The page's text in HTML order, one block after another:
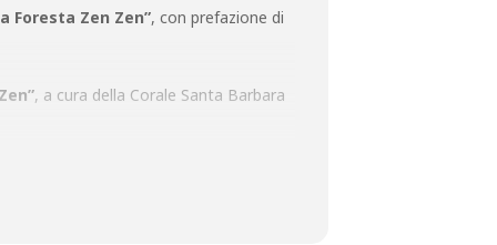
Foresta Zen Zen”, con prefazione di
, a cura della Corale Santa Barbara